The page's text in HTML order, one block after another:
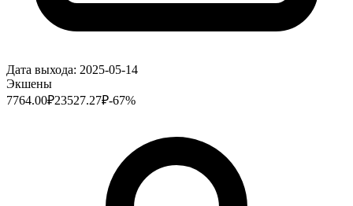
Дата выхода: 2025-05-14
Экшены
7764.00₽23527.27₽-67%